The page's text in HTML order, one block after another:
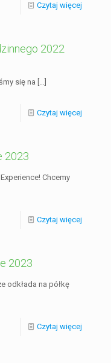
Czytaj więcej
2022
się na […]
Czytaj więcej
2023
Chcemy
Czytaj więcej
2023
odkłada na półkę
Czytaj więcej